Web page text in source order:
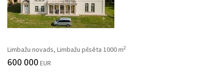
Limbažu novads, Limbažu pilsēta 1000 m2
600 000 EUR